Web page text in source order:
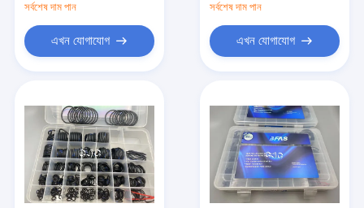
পণ্য
ভিআর শো
আমাদের সম্বন্ধে
সর্বশেষ দাম পান
এখন যোগাযোগ
সর্বশেষ দাম পান
এখন যোগাযোগ